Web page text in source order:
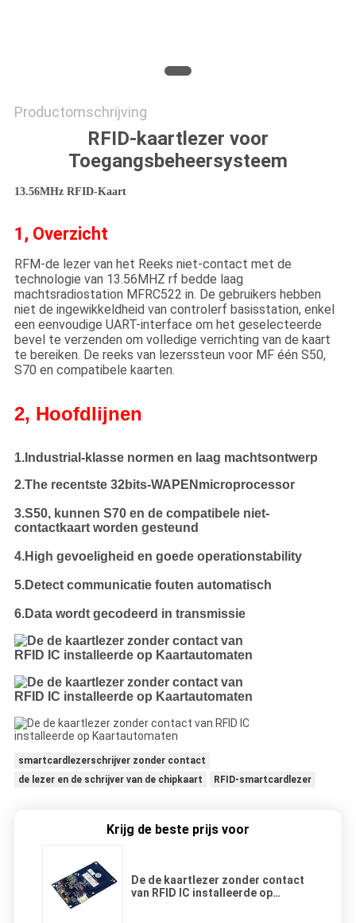
Productomschrijving
RFID-kaartlezer voor
Toegangsbeheersysteem
13.56MHz RFID-Kaart
1, Overzicht
RFM-de lezer van het Reeks niet-contact met de
technologie van 13.56MHZ rf bedde laag
machtsradiostation MFRC522 in. De gebruikers hebben
niet de ingewikkeldheid van controlerf basisstation, enkel
een eenvoudige UART-interface om het geselecteerde
bevel te verzenden om volledige verrichting van de kaart
te bereiken. De reeks van lezerssteun voor MF één S50,
S70 en compatibele kaarten.
2, Hoofdlijnen
1.Industrial-klasse normen en laag machtsontwerp
2.The recentste 32bits-WAPENmicroprocessor
3.S50, kunnen S70 en de compatibele niet-
contactkaart worden gesteund
4.High gevoeligheid en goede operationstability
5.Detect communicatie fouten automatisch
6.Data wordt gecodeerd in transmissie
smartcardlezerschrijver zonder contact
de lezer en de schrijver van de chipkaart
RFID-smartcardlezer
Krijg de beste prijs voor
De de kaartlezer zonder contact
van RFID IC installeerde op